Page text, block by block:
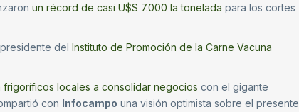
un récord de casi U$S 7.000 la tonelada para los cortes
, presidente del Instituto de Promoción de la Carne Vacuna
frigoríficos locales a consolidar negocios con el gigante
con Infocampo una visión optimista sobre el presente